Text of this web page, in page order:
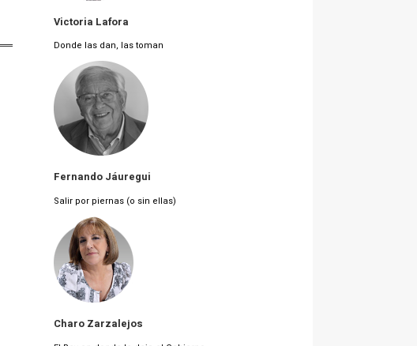
Victoria Lafora
Donde las dan, las toman
Fernando Jáuregui
Salir por piernas (o sin ellas)
Charo Zarzalejos